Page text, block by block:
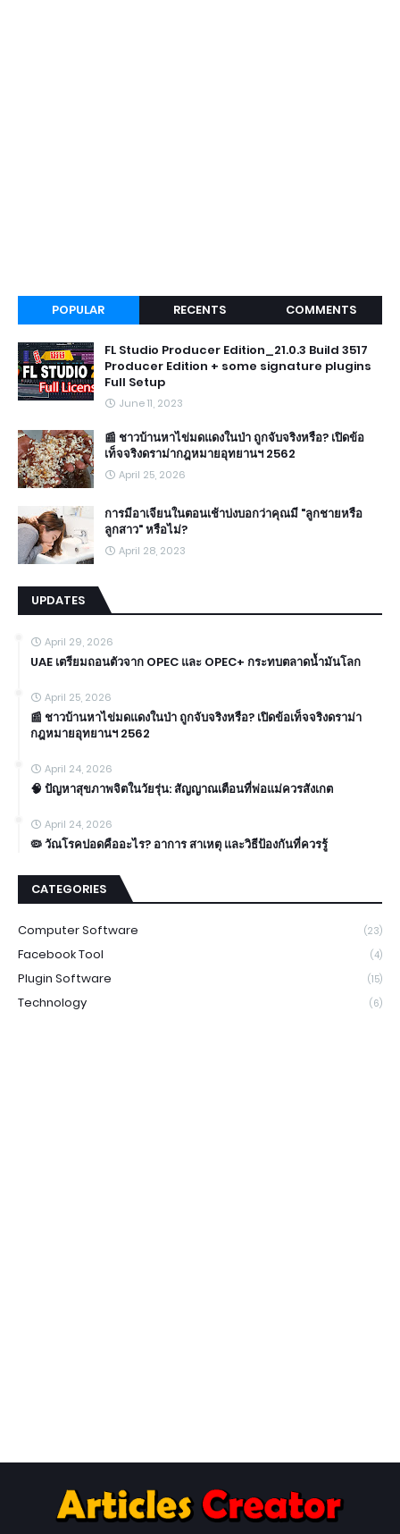
POPULAR RECENTS COMMENTS
FL Studio Producer Edition_21.0.3 Build 3517
Producer Edition + some signature plugins
Full Setup
June 11, 2023
📰 ชาวบ้านหาไข่มดแดงในป่า ถูกจับจริงหรือ? เปิดข้อ
เท็จจริงดราม่ากฎหมายอุทยานฯ 2562
April 25, 2026
การมีอาเจียนในตอนเช้าบ่งบอกว่าคุณมี "ลูกชายหรือ
ลูกสาว" หรือไม่?
April 28, 2023
UPDATES
April 29, 2026
UAE เตรียมถอนตัวจาก OPEC และ OPEC+ กระทบตลาดน้ำมันโลก
April 25, 2026
📰 ชาวบ้านหาไข่มดแดงในป่า ถูกจับจริงหรือ? เปิดข้อเท็จจริงดราม่า
กฎหมายอุทยานฯ 2562
April 24, 2026
🧠 ปัญหาสุขภาพจิตในวัยรุ่น: สัญญาณเตือนที่พ่อแม่ควรสังเกต
April 24, 2026
🦠 วัณโรคปอดคืออะไร? อาการ สาเหตุ และวิธีป้องกันที่ควรรู้
CATEGORIES
Computer Software (23)
Facebook Tool (4)
Plugin Software (15)
Technology (6)